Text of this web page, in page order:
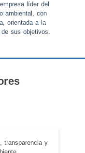
líder del
ambiental, con
orientada a la
sus objetivos.
transparencia y